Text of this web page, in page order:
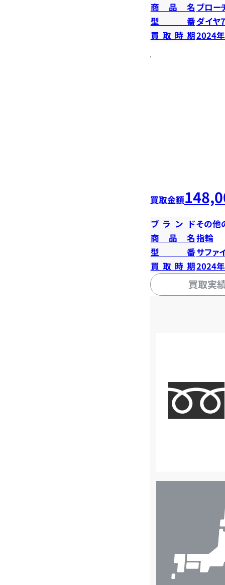
商品名 ブロー
型番ダイヤ
買取時期2024
買取金額
ブランドその他
商品名指輪
型番サファ
買取時期2024
買取実